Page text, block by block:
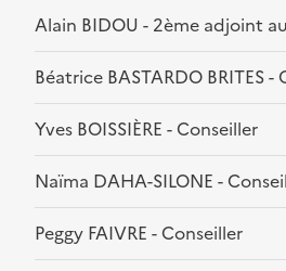
Alain BIDOU - 2ème adjoint
Béatrice BASTARDO BRITES -
Yves BOISSIÈRE - Conseiller
Naïma DAHA-SILONE -
Peggy FAIVRE - Conseiller